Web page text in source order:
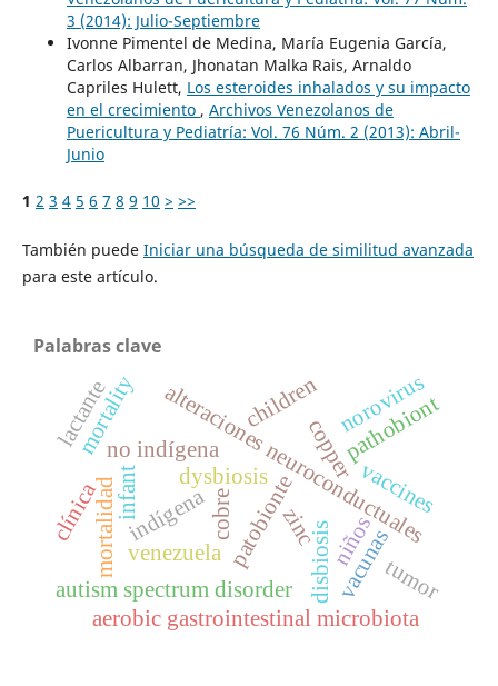
3 (2014): Julio-Septiembre
Ivonne Pimentel de Medina, María Eugenia García,
Carlos Albarran, Jhonatan Malka Rais, Arnaldo
Capriles Hulett, Los esteroides inhalados y su impacto
en el crecimiento , Archivos Venezolanos de
Puericultura y Pediatría: Vol. 76 Núm. 2 (2013): Abril-
Junio
1 2 3 4 5 6 7 8 9 10 > >>
También puede Iniciar una búsqueda de similitud avanzada
para este artículo.
Palabras clave
cobre zincdisbiosis
alteraciones neuroconductuales
patobionte
autism spectrum disorder
copper
aerobic gastrointestinal microbiota
dysbiosis
pathobiont
mortalidadindígena
no indígena
niños
venezuela
mortality children
vacunas
norovirus
vaccines
tumor
lactante
infant
clínica